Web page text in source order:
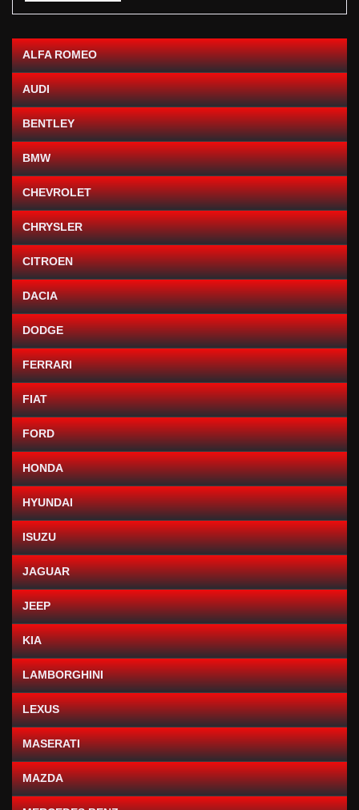
ALFA ROMEO
AUDI
BENTLEY
BMW
CHEVROLET
CHRYSLER
CITROEN
DACIA
DODGE
FERRARI
FIAT
FORD
HONDA
HYUNDAI
ISUZU
JAGUAR
JEEP
KIA
LAMBORGHINI
LEXUS
MASERATI
MAZDA